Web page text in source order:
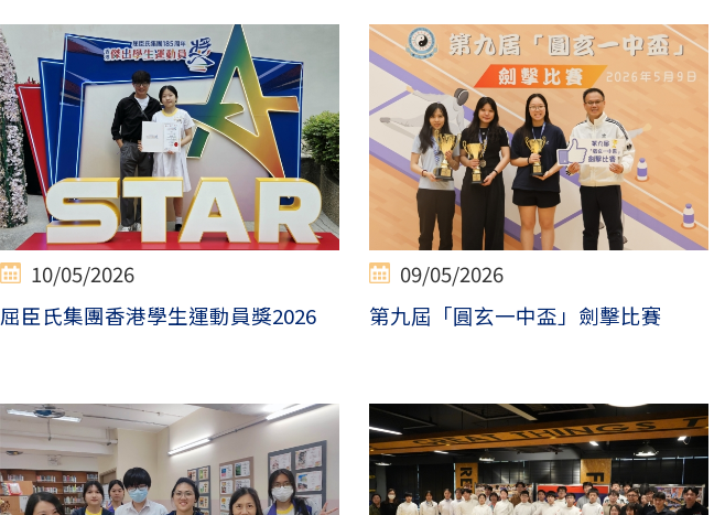
10/05/2026
屈臣氏集團香港學生運動員獎2026
09/05/2026
第九屆「圓玄一中盃」劍擊比賽